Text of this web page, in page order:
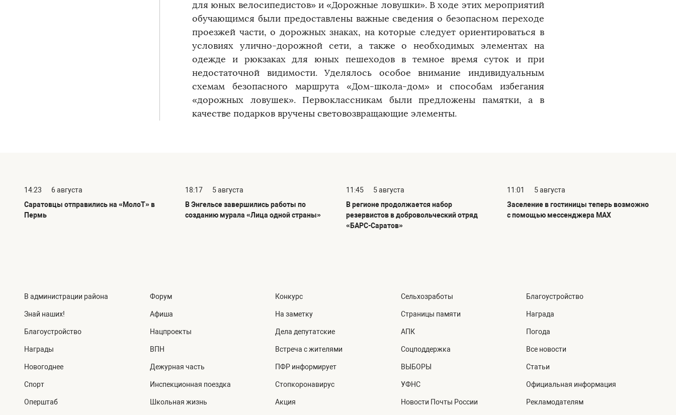
для юных велосипедистов» и «Дорожные ловушки». В ходе этих мероприятий
обучающимся были предоставлены важные сведения о безопасном переходе
проезжей части, о дорожных знаках, на которые следует ориентироваться в
условиях улично-дорожной сети, а также о необходимых элементах на
одежде и рюкзаках для юных пешеходов в темное время суток и при
недостаточной видимости. Уделялось особое внимание индивидуальным
схемам безопасного маршрута «Дом-школа-дом» и способам избегания
«дорожных ловушек». Первоклассникам были предложены памятки, а в
качестве подарков вручены световозвращающие элементы.
14:23
6 августа
Саратовцы отправились на «МолоТ» в
Пермь
18:17
5 августа
В Энгельсе завершились работы по
созданию мурала «Лица одной страны»
11:45
5 августа
В регионе продолжается набор
резервистов в добровольческий отряд
«БАРС-Саратов»
11:01
5 августа
Заселение в гостиницы теперь возможно
с помощью мессенджера MAX
В администрации района
Знай наших!
Благоустройство
Награды
Новогоднее
Спорт
Оперштаб
Форум
Афиша
Нацпроекты
ВПН
Дежурная часть
Инспекционная поездка
Школьная жизнь
Конкурс
На заметку
Дела депутатские
Встреча с жителями
ПФР информирует
Стопкоронавирус
Акция
Сельхозработы
Страницы памяти
АПК
Соцподдержка
ВЫБОРЫ
УФНС
Новости Почты России
Благоустройство
Награда
Погода
Все новости
Статьи
Официальная информация
Рекламодателям